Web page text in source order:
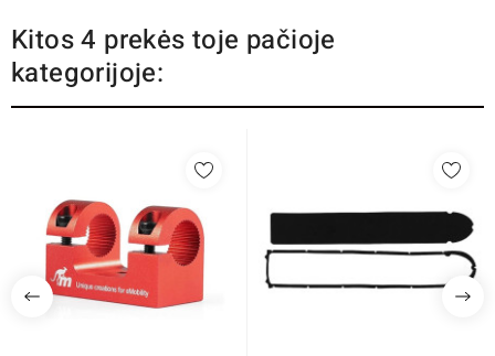
Kitos 4 prekės toje pačioje
kategorijoje: